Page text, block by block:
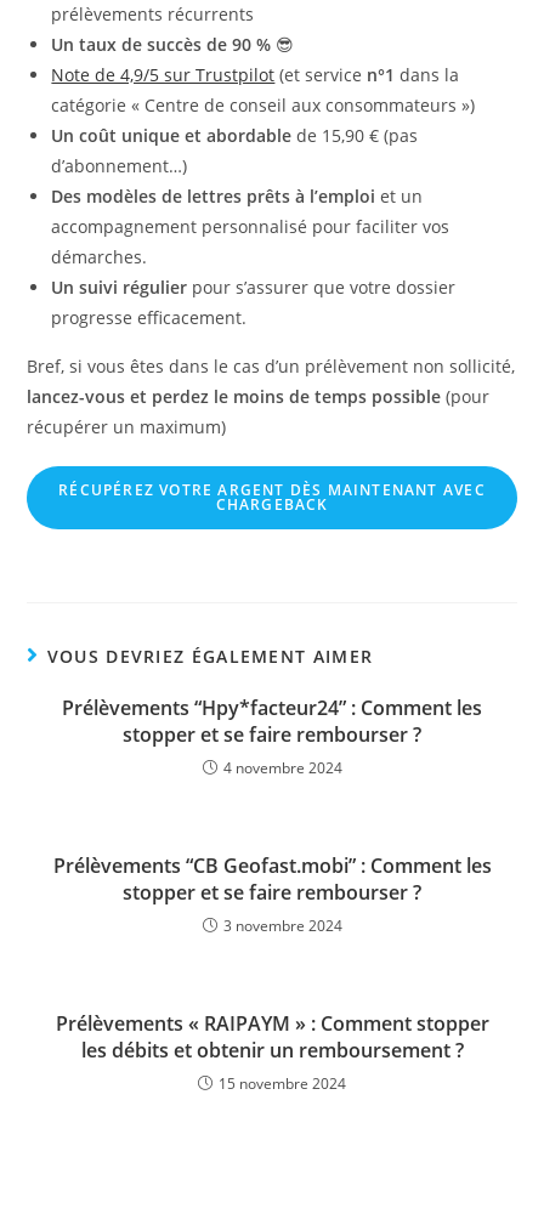
prélèvements récurrents
Un taux de succès de 90 % 😎
Note de 4,9/5 sur Trustpilot (et service n°1 dans la
catégorie « Centre de conseil aux consommateurs »)
Un coût unique et abordable de 15,90 € (pas
d’abonnement…)
Des modèles de lettres prêts à l’emploi et un
accompagnement personnalisé pour faciliter vos
démarches.
Un suivi régulier pour s’assurer que votre dossier
progresse efficacement.
Bref, si vous êtes dans le cas d’un prélèvement non sollicité,
lancez-vous et perdez le moins de temps possible (pour
récupérer un maximum)
RÉCUPÉREZ VOTRE ARGENT DÈS MAINTENANT AVEC
CHARGEBACK
VOUS DEVRIEZ ÉGALEMENT AIMER
Prélèvements “Hpy*facteur24” : Comment les
stopper et se faire rembourser ?
4 novembre 2024
Prélèvements “CB Geofast.mobi” : Comment les
stopper et se faire rembourser ?
3 novembre 2024
Prélèvements « RAIPAYM » : Comment stopper
les débits et obtenir un remboursement ?
15 novembre 2024